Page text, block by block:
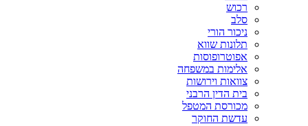
רכוש
סלב
ניכור הורי
תלונות שווא
אפוטרופוסות
אלימות במשפחה
צוואות וירושות
בית הדין הרבני
מכורסת המטפל
עדשת החוקר